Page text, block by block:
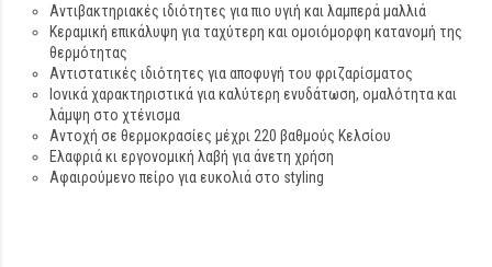
Αντιβακτηριακές ιδιότητες για πιο υγιή και λαμπερά μαλλιά
Κεραμική επικάλυψη για ταχύτερη και ομοιόμορφη κατανομή της
θερμότητας
Αντιστατικές ιδιότητες για αποφυγή του φριζαρίσματος
Ιονικά χαρακτηριστικά για καλύτερη ενυδάτωση, ομαλότητα και
λάμψη στο χτένισμα
Αντοχή σε θερμοκρασίες μέχρι 220 βαθμούς Κελσίου
Ελαφριά κι εργονομική λαβή για άνετη χρήση
Αφαιρούμενο πείρο για ευκολιά στο styling